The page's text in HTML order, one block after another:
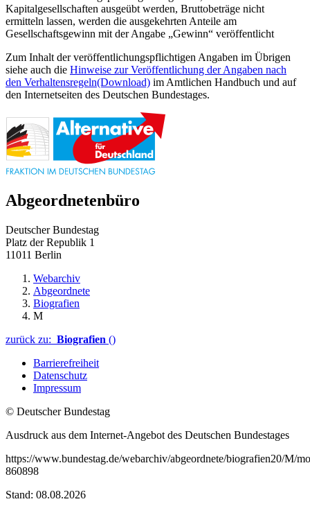
Kapitalgesellschaften ausgeübt werden, Bruttobeträge nicht
ermitteln lassen, werden die ausgekehrten Anteile am
Gesellschaftsgewinn mit der Angabe „Gewinn“ veröffentlicht
Zum Inhalt der veröffentlichungspflichtigen Angaben im Übrigen
siehe auch die Hinweise zur Veröffentlichung der Angaben nach
den Verhaltensregeln(Download) im Amtlichen Handbuch und auf
den Internetseiten des Deutschen Bundestages.
Abgeordnetenbüro
Deutscher Bundestag
Platz der Republik 1
11011 Berlin
Webarchiv
Abgeordnete
Biografien
M
zurück zu: Biografien ()
Barrierefreiheit
Datenschutz
Impressum
© Deutscher Bundestag
Ausdruck aus dem Internet-Angebot des Deutschen Bundestages
https://www.bundestag.de/webarchiv/abgeordnete/biografien20/M/
860898
Stand: 08.08.2026